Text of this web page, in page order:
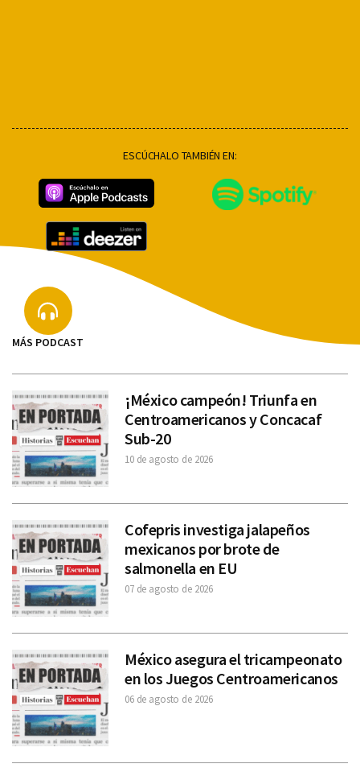
ESCÚCHALO TAMBIÉN EN:
MÁS PODCAST
¡México campeón! Triunfa en
Centroamericanos y Concacaf
Sub-20
10 de agosto de 2026
Cofepris investiga jalapeños
mexicanos por brote de
salmonella en EU
07 de agosto de 2026
México asegura el tricampeonato
en los Juegos Centroamericanos
06 de agosto de 2026